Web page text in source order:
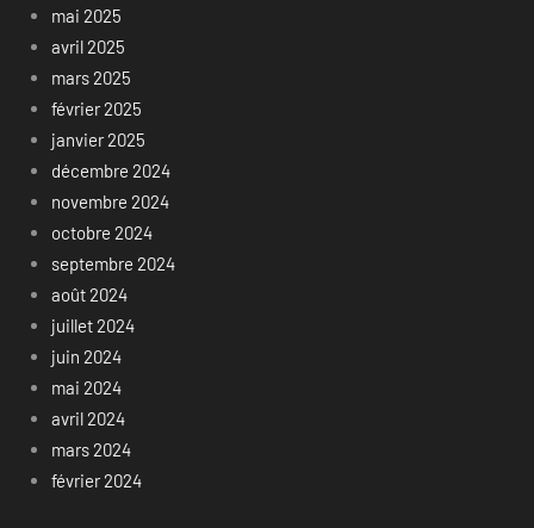
mai 2025
avril 2025
mars 2025
février 2025
janvier 2025
décembre 2024
novembre 2024
octobre 2024
septembre 2024
août 2024
juillet 2024
juin 2024
mai 2024
avril 2024
mars 2024
février 2024